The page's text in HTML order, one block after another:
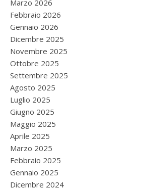
Marzo 2026
Febbraio 2026
Gennaio 2026
Dicembre 2025
Novembre 2025
Ottobre 2025
Settembre 2025
Agosto 2025
Luglio 2025
Giugno 2025
Maggio 2025
Aprile 2025
Marzo 2025
Febbraio 2025
Gennaio 2025
Dicembre 2024